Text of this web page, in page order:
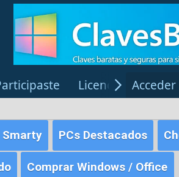
Licencias Windows
Acceder
Smarty PCs Destacados
Comprar Windows / Office